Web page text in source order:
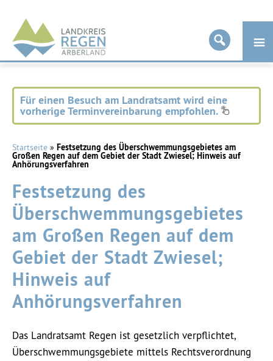
Landkreis
Regen
Für einen Besuch am Landratsamt wird eine
vorherige Terminvereinbarung empfohlen.
Startseite » Festsetzung des Überschwemmungsgebietes am
Großen Regen auf dem Gebiet der Stadt Zwiesel; Hinweis auf
Anhörungsverfahren
Festsetzung des
Überschwemmungsgebietes
am Großen Regen auf dem
Gebiet der Stadt Zwiesel;
Hinweis auf
Anhörungsverfahren
Das Landratsamt Regen ist gesetzlich verpflichtet,
Überschwemmungsgebiete mittels Rechtsverordnung